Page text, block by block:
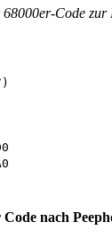
Code
nach